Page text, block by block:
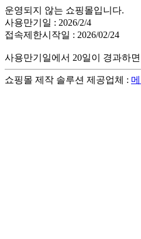
운영되지 않는 쇼핑몰입니다.
사용만기일 : 2026/2/4
접속제한시작일 : 2026/02/24
사용만기일에서 20일이 경과하
쇼핑몰 제작 솔루션 제공업체 :